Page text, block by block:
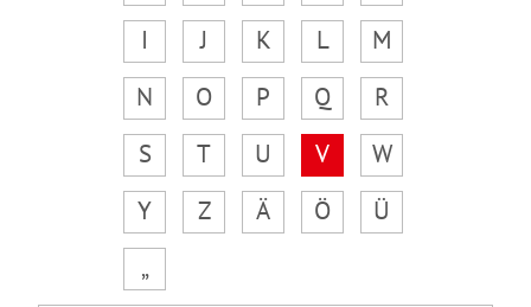
I
J K L
M
N
O P Q
R
S
T U V
W
Y
Z Ä Ö
Ü
„